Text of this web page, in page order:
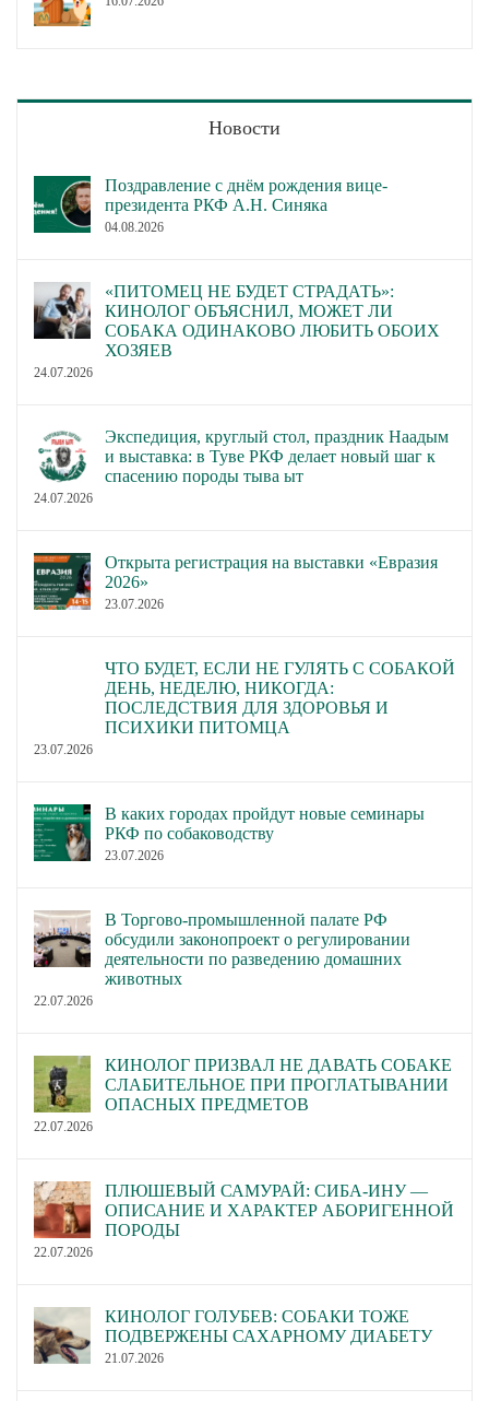
Новости
Поздравление с днём рождения вице-
президента РКФ А.Н. Синяка
04.08.2026
«ПИТОМЕЦ НЕ БУДЕТ СТРАДАТЬ»:
КИНОЛОГ ОБЪЯСНИЛ, МОЖЕТ ЛИ
СОБАКА ОДИНАКОВО ЛЮБИТЬ ОБОИХ
ХОЗЯЕВ
24.07.2026
Экспедиция, круглый стол, праздник Наадым
и выставка: в Туве РКФ делает новый шаг к
спасению породы тыва ыт
24.07.2026
Открыта регистрация на выставки «Евразия
2026»
23.07.2026
ЧТО БУДЕТ, ЕСЛИ НЕ ГУЛЯТЬ С СОБАКОЙ
ДЕНЬ, НЕДЕЛЮ, НИКОГДА:
ПОСЛЕДСТВИЯ ДЛЯ ЗДОРОВЬЯ И
ПСИХИКИ ПИТОМЦА
23.07.2026
В каких городах пройдут новые семинары
РКФ по собаководству
23.07.2026
В Торгово-промышленной палате РФ
обсудили законопроект о регулировании
деятельности по разведению домашних
животных
22.07.2026
КИНОЛОГ ПРИЗВАЛ НЕ ДАВАТЬ СОБАКЕ
СЛАБИТЕЛЬНОЕ ПРИ ПРОГЛАТЫВАНИИ
ОПАСНЫХ ПРЕДМЕТОВ
22.07.2026
ПЛЮШЕВЫЙ САМУРАЙ: СИБА-ИНУ —
ОПИСАНИЕ И ХАРАКТЕР АБОРИГЕННОЙ
ПОРОДЫ
22.07.2026
КИНОЛОГ ГОЛУБЕВ: СОБАКИ ТОЖЕ
ПОДВЕРЖЕНЫ САХАРНОМУ ДИАБЕТУ
21.07.2026